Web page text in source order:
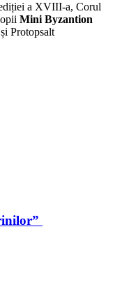
a XVIII-a, Corul
Mini Byzantion
și Protopsalt